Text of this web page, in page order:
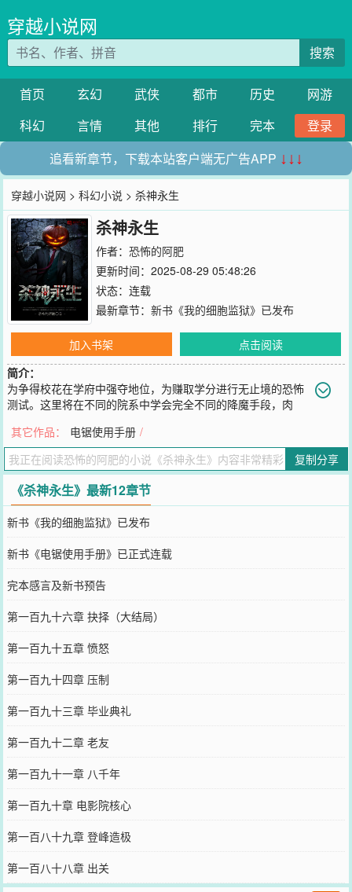
穿越小说网
搜索
首页 玄幻 武侠 都市 历史
网游
科幻
言情 其他 排行 完本
登录
追看新章节，下载本站客户端无广告APP ↓↓↓
穿越小说网 >科幻小说 > 杀神永生
杀神永生
作者： 恐怖的阿肥
更新时间：2025-08-29 05:48:26
状态：连载
最新章节： 新书《我的细胞监狱》已发布
加入书架
点击阅读
简介：
为争得校花在学府中强夺地位，为赚取学分进行无止境的恐怖
测试。这里将在不同的院系中学会完全不同的降魔手段，肉
修课程任务中与恶灵鬼怪进厮杀而得到不属于世界的珍惜物品，甚至
奴役稀有，史诗级别的鬼灵。一旦进入这一所华夏最高的学府，每分
每秒恐惧都将蔓延侵蚀你的神经，腐蚀你的血肉。在无尽的死亡中破
茧重生，唯有真正的强者才能永生。“通过我进入无尽痛苦之城，通过
我进入永世凄苦之坑，通过我进入万劫不复之人群。”——但丁，《神
曲·地狱篇》作者自定义标签:鬼怪热血学生学院流
您要是觉得《杀神永生 》还不错的话请不要忘记向您QQ群和微博微信
里的朋友推荐哦！
其它作品： 电锯使用手册 /
复制分享
《杀神永生》最新12章节
新书《我的细胞监狱》已发布
新书《电锯使用手册》已正式连载
完本感言及新书预告
第一百九十六章 抉择（大结局）
第一百九十五章 愤怒
第一百九十四章 压制
第一百九十三章 毕业典礼
第一百九十二章 老友
第一百九十一章 八千年
第一百九十章 电影院核心
第一百八十九章 登峰造极
第一百八十八章 出关